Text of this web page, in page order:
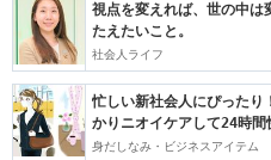
視点を変えれば、世の中
たえたいこと。
社会人ライフ
忙しい新社会人にぴった
かりニオイケアして24時間
身だしなみ・ビジネスアイテム